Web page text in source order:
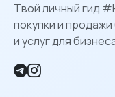
Твой личный гид
покупки и
и услуг для